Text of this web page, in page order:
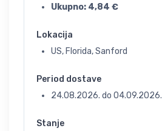
Ukupno: 4,84 €
Lokacija
US, Florida, Sanford
Period dostave
24.08.2026. do 04.09.2026.
Stanje